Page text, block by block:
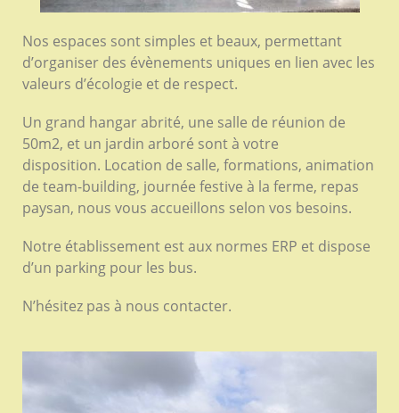
Nos espaces sont simples et beaux, permettant
d’organiser des évènements uniques en lien avec les
valeurs d’écologie et de respect.
Un grand hangar abrité, une salle de réunion de
50m2, et un jardin arboré sont à votre
disposition. Location de salle, formations, animation
de team-building, journée festive à la ferme, repas
paysan, nous vous accueillons selon vos besoins.
Notre établissement est aux normes ERP et dispose
d’un parking pour les bus.
N’hésitez pas à nous contacter.